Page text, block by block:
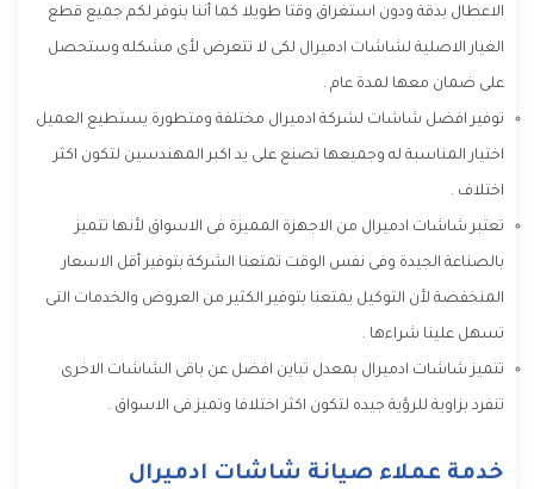
الاعطال بدقة ودون استغراق وقتا طويلا كما أننا بنوفر لكم جميع قطع
الغيار الاصلية لشاشات ادميرال لكى لا تتعرض لأى مشكله وستحصل
على ضمان معها لمدة عام .
توفير افضل شاشات لشركة ادميرال مختلفة ومتطورة يستطيع العميل
اختيار المناسبة له وجميعها تصنع على يد اكبر المهندسين لتكون اكثر
اختلاف .
تعتبر شاشات ادميرال من الاجهزة المميزة فى الاسواق لأنها تتميز
بالصناعة الجيدة وفى نفس الوقت تمتعنا الشركة بتوفير أقل الاسعار
المنخفضة لأن التوكيل يمتعنا بتوفير الكثير من العروض والخدمات التى
تسهل علينا شراءها .
تتميز شاشات ادميرال بمعدل تباين افضل عن باقى الشاشات الاخرى
تنفرد بزاوية للرؤية جيده لتكون اكثر اختلافا وتميز فى الاسواق .
خدمة عملاء صيانة شاشات ادميرال